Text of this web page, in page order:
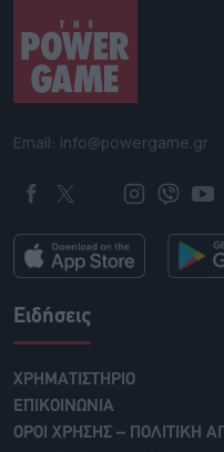
Email: info@powergame.gr
Ειδήσεις
ΧΡΗΜΑΤΙΣΤΗΡΙΟ
ΕΠΙΚΟΙΝΩΝΙΑ
ΟΡΟΙ ΧΡΗΣΗΣ – ΠΟΛΙΤΙΚΗ